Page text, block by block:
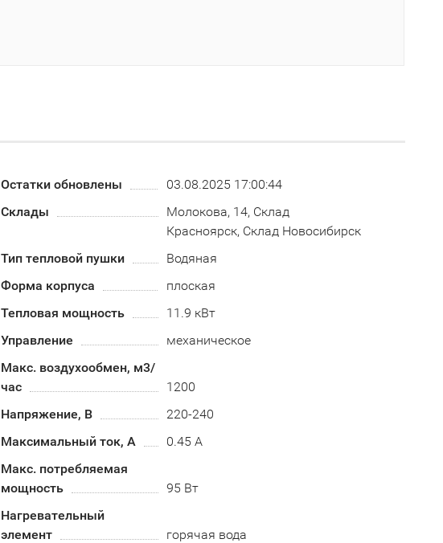
Остатки обновлены
03.08.2025 17:00:44
Склады
Молокова, 14, Склад
Красноярск, Склад Новосибирск
Тип тепловой пушки
Водяная
Форма корпуса
плоская
Тепловая мощность
11.9 кВт
Управление
механическое
Макс. воздухообмен, м3/
час
1200
Напряжение, В
220-240
Максимальный ток, А
0.45 А
Макс. потребляемая
мощность
95 Вт
Нагревательный
элемент
горячая вода